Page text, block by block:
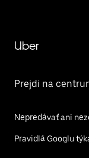
Uber
Prejdi na
Nepredávať ani
Pravidlá Googlu